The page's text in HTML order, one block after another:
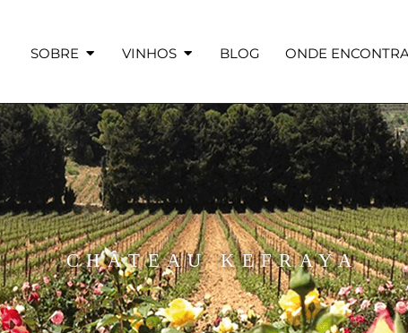
SOBRE VINHOS BLOG ONDE
CHÂTEAU KEFRAYA